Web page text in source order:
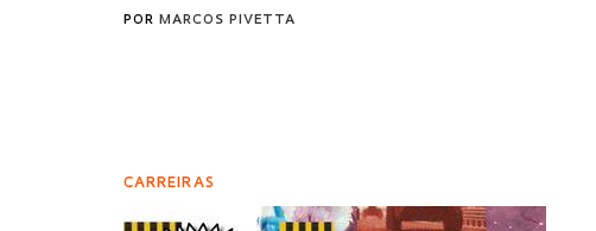
POR MARCOS PIVETTA
CARREIRAS